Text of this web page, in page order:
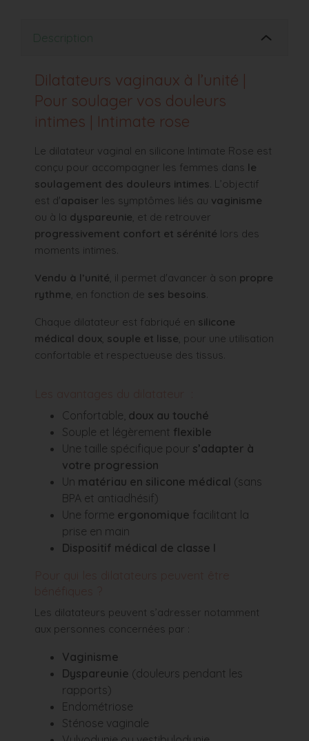
Description
Dilatateurs vaginaux à l’unité |
Pour soulager vos douleurs
intimes | Intimate rose
Le dilatateur vaginal en silicone Intimate Rose est
conçu pour accompagner les femmes dans le
soulagement des douleurs intimes . L’objectif
est d'apaiser les symptômes liés au vaginisme
ou à la dyspareunie , et de retrouver
progressivement confort et sérénité lors des
moments intimes.
Vendu à l’unité , il permet d'avancer à son propre
rythme , en fonction de ses besoins
Chaque dilatateur est fabriqué en silicone
médical doux souple et lisse , pour une utilisation
confortable et respectueuse des tissus.
Confortable, doux au touché
Souple et légèrement flexible
Une taille spécifique pour s’adapter à
votre progression
Un matériau en silicone médical (sans
BPA et antiadhésif)
Une forme ergonomique facilitant la
prise en main
Dispositif médical de classe I
Les dilatateurs peuvent s’adresser notamment
aux personnes concernées par :
Vaginisme
Dyspareunie (douleurs pendant les
rapports)
Endométriose
Sténose vaginale